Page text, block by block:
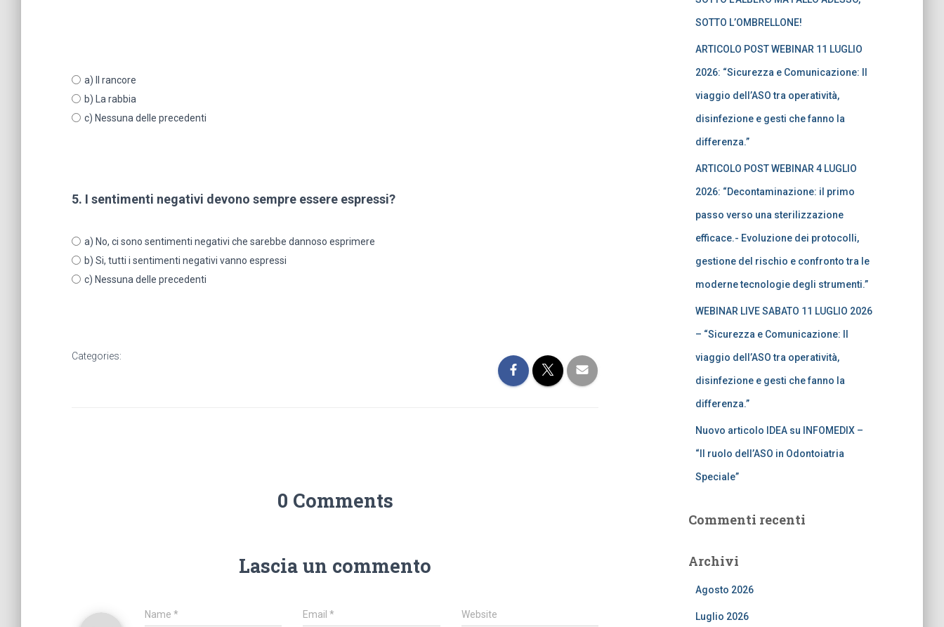
a) Il rancore
b) La rabbia
c) Nessuna delle precedenti
5. I sentimenti negativi devono sempre essere espressi?
a) No, ci sono sentimenti negativi che sarebbe dannoso esprimere
b) Si, tutti i sentimenti negativi vanno espressi
c) Nessuna delle precedenti
Categories:
0 Comments
Lascia un commento
Name * Email* Website
SOTTO L’OMBRELLONE!
ARTICOLO POST WEBINAR 11 LUGLIO
2026: “Sicurezza e Comunicazione: Il
viaggio dell’ASO tra operatività,
disinfezione e gesti che fanno la
differenza.”
ARTICOLO POST WEBINAR 4 LUGLIO
2026: “Decontaminazione: il primo
passo verso una sterilizzazione
efficace.- Evoluzione dei protocolli,
gestione del rischio e confronto tra le
moderne tecnologie degli strumenti.”
WEBINAR LIVE SABATO 11 LUGLIO 2026
– “Sicurezza e Comunicazione: Il
viaggio dell’ASO tra operatività,
disinfezione e gesti che fanno la
differenza.”
Nuovo articolo IDEA su INFOMEDIX –
“Il ruolo dell’ASO in Odontoiatria
Speciale”
Commenti recenti
Archivi
Agosto 2026
Luglio 2026